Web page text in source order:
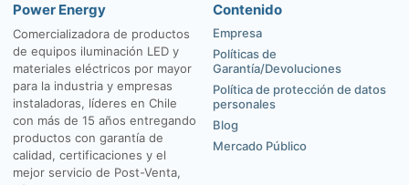
Power Energy
Comercializadora de productos
de equipos iluminación LED y
materiales eléctricos por mayor
para la industria y empresas
instaladoras, líderes en Chile
con más de 15 años entregando
productos con garantía de
calidad, certificaciones y el
mejor servicio de Post-Venta,
Contenido
Empresa
Políticas de
Garantía/Devoluciones
Política de protección de datos
personales
Blog
Mercado Público